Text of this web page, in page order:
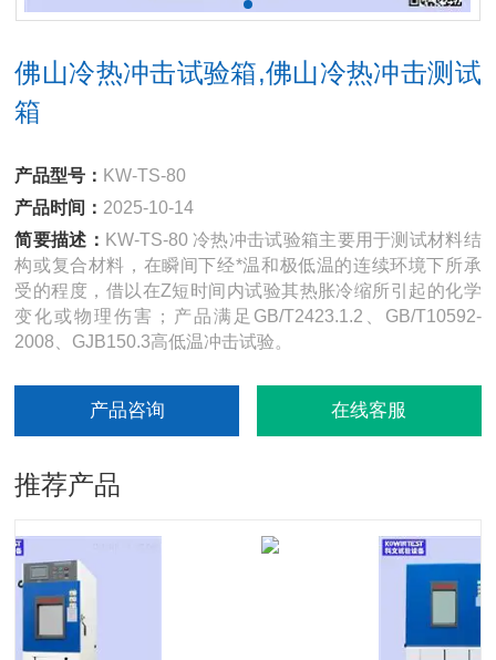
佛山冷热冲击试验箱,佛山冷热冲击测试
箱
产品型号： KW-TS-80
产品时间： 2025-10-14
简要描述： KW-TS-80 冷热冲击试验箱主要用于测试材料结
构或复合材料，在瞬间下经*温和极低温的连续环境下所承
受的程度，借以在Z短时间内试验其热胀冷缩所引起的化学
变化或物理伤害；产品满足GB/T2423.1.2、GB/T10592-
2008、GJB150.3高低温冲击试验。
产品咨询 在线客服
推荐产品